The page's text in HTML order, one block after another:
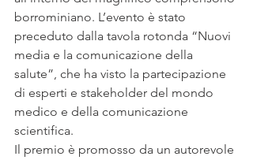
borrominiano. L’evento è stato
preceduto dalla tavola rotonda “Nuovi
media e la comunicazione della
salute”, che ha visto la partecipazione
di esperti e stakeholder del mondo
medico e della comunicazione
scientifica.
Il premio è promosso da un autorevole